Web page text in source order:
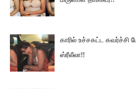
காரில் உச்சகட்ட
ஸ்ரீலீலா!!